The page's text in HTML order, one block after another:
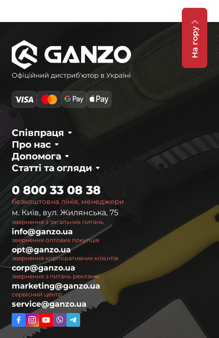
На гору
Про нас
Співпраця
Статті та огляди
Допомога
безкоштовна лінія, менеджери
0 800 33 08 38
м. Київ, вул. Жилянська, 75
звернення з загальних питань
info@ganzo.ua
звернення оптових покупців
opt@ganzo.ua
звернення корпоративних клієнтів
corp@ganzo.ua
звернення з питань реклами
marketing@ganzo.ua
сервісний центр
service@ganzo.ua